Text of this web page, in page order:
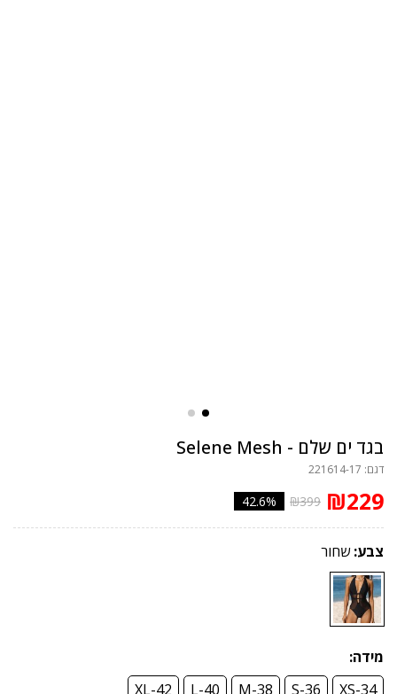
בגד ים שלם - Selene Mesh
דגם: 221614-17
₪229
₪399
42.6%
צבע:שחור
מידה:
XS-34
S-36
M-38
L-40
XL-42